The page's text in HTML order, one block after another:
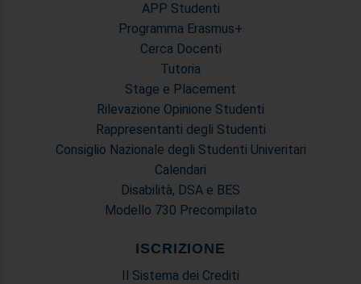
APP Studenti
Programma Erasmus+
Cerca Docenti
Tutoria
Stage e Placement
Rilevazione Opinione Studenti
Rappresentanti degli Studenti
Consiglio Nazionale degli Studenti Univeritari
Calendari
Disabilità, DSA e BES
Modello 730 Precompilato
ISCRIZIONE
Il Sistema dei Crediti